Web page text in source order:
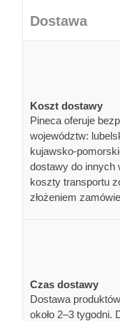
Dostawa
Koszt dostawy
Pineca oferuje
województw:
kujawsko-
dostawy do innych
koszty transportu
złożeniem
Czas dostawy
Dostawa
około 2–3 tygodni.